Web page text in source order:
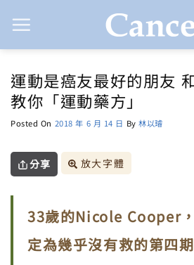
to
運動是癌友最好的朋友
教你「運動藥方」
Posted On 2018 年 6 月 14 日 By林以璿
分享 放大字體
33歲的Nicole Cooper
定為幾乎沒有救的第四